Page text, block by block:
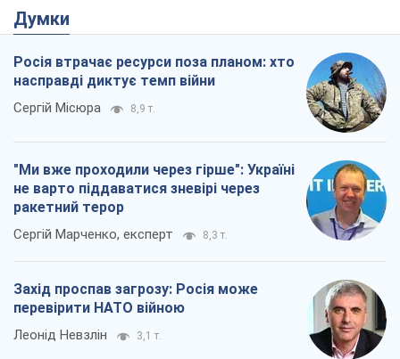
Думки
Росія втрачає ресурси поза планом: хто
насправді диктує темп війни
Сергій Місюра 8,9 т.
"Ми вже проходили через гірше": Україні
не варто піддаватися зневірі через
ракетний терор
Сергій Марченко, експерт 8,3 т.
Захід проспав загрозу: Росія може
перевірити НАТО війною
Леонід Невзлін 3,1 т.